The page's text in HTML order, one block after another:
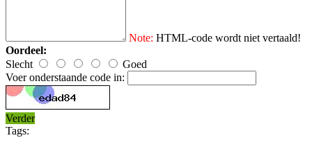
Note: HTML-code wordt niet vertaald!
Oordeel:
Slecht
Goed
Voer onderstaande code in:
Verder
Tags: